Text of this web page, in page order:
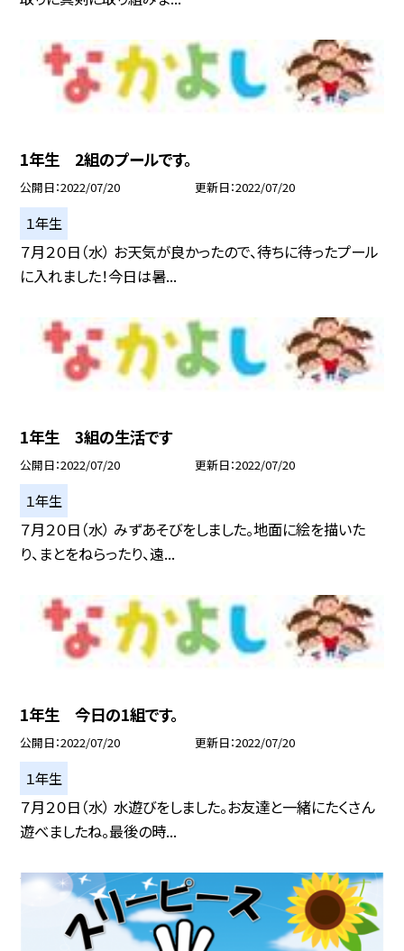
1年生 2組のプールです。
公開日 2022/07/20 更新日 2022/07/20
１年生
７月２０日（水） お天気が良かったので、待ちに待ったプール
に入れました！今日は暑...
1年生 3組の生活です
公開日 2022/07/20 更新日 2022/07/20
１年生
７月２０日（水） みずあそびをしました。地面に絵を描いた
り、まとをねらったり、遠...
1年生 今日の1組です。
公開日 2022/07/20 更新日 2022/07/20
１年生
７月２０日（水） 水遊びをしました。お友達と一緒にたくさん
遊べましたね。最後の時...